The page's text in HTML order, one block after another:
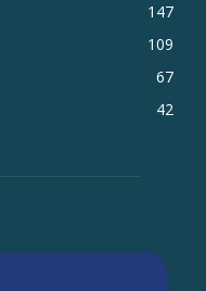
147
109
67
42